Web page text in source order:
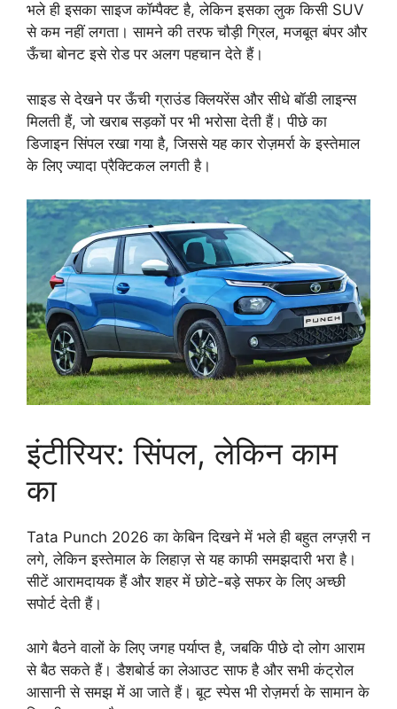
भले ही इसका साइज कॉम्पैक्ट है, लेकिन इसका लुक किसी SUV
से कम नहीं लगता। सामने की तरफ चौड़ी ग्रिल, मजबूत बंपर और
ऊँचा बोनट इसे रोड पर अलग पहचान देते हैं।
साइड से देखने पर ऊँची ग्राउंड क्लियरेंस और सीधे बॉडी लाइन्स
मिलती हैं, जो खराब सड़कों पर भी भरोसा देती हैं। पीछे का
डिजाइन सिंपल रखा गया है, जिससे यह कार रोज़मर्रा के इस्तेमाल
के लिए ज्यादा प्रैक्टिकल लगती है।
इंटीरियर: सिंपल, लेकिन काम
का
Tata Punch 2026 का केबिन दिखने में भले ही बहुत लग्ज़री न
लगे, लेकिन इस्तेमाल के लिहाज़ से यह काफी समझदारी भरा है।
सीटें आरामदायक हैं और शहर में छोटे-बड़े सफर के लिए अच्छी
सपोर्ट देती हैं।
आगे बैठने वालों के लिए जगह पर्याप्त है, जबकि पीछे दो लोग आराम
से बैठ सकते हैं। डैशबोर्ड का लेआउट साफ है और सभी कंट्रोल
आसानी से समझ में आ जाते हैं। बूट स्पेस भी रोज़मर्रा के सामान के